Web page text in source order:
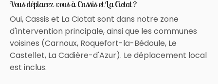
Vous déplacez-vous à Cassis et La Ciotat ?
Oui, Cassis et La Ciotat sont dans notre zone
d'intervention principale, ainsi que les communes
voisines (Carnoux, Roquefort-la-Bédoule, Le
Castellet, La Cadière-d'Azur). Le déplacement local
est inclus.